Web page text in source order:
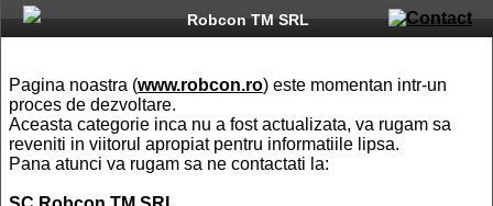
Robcon TM SRL
Pagina noastra (www.robcon.ro) este momentan intr-un
proces de dezvoltare.
Aceasta categorie inca nu a fost actualizata, va rugam sa
reveniti in viitorul apropiat pentru informatiile lipsa.
Pana atunci va rugam sa ne contactati la: